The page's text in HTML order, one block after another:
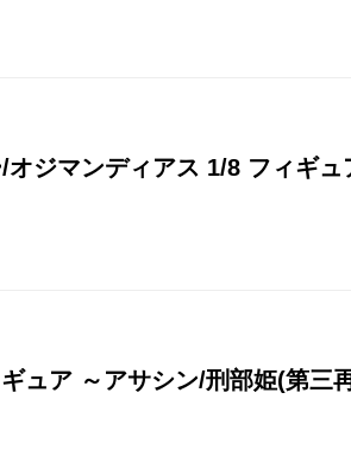
ジマンディアス 1/8 フィギュ
ュア ～アサシン/刑部姫(第三